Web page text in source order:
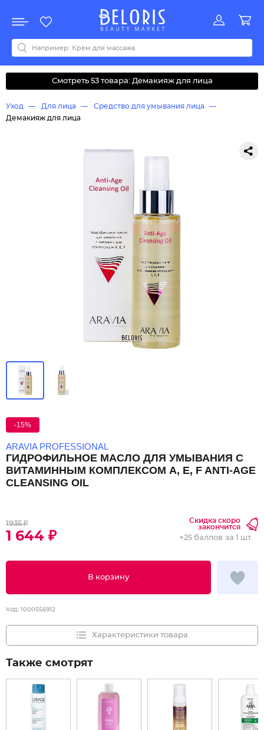
Акции
Все бренды
0-9ABCDEFGHIJKLMNOPQRSTUVWYZАБВДЗИМОКЛНПРСТУФ
Смотреть 53 товара: Демакияж для лица
Уход Для лица
Средство для умывания лица
Демакияж для лица
-15%
ARAVIA PROFESSIONAL
ГИДРОФИЛЬНОЕ МАСЛО ДЛЯ УМЫВАНИЯ С
ВИТАМИННЫМ КОМПЛЕКСОМ A, E, F ANTI-AGE
CLEANSING OIL
1935 ₽
1 644 ₽
Скидка скоро
закончится
В корзину
+25 баллов за 1 шт.
Код: 1000556912
Характеристики товара
Также смотрят